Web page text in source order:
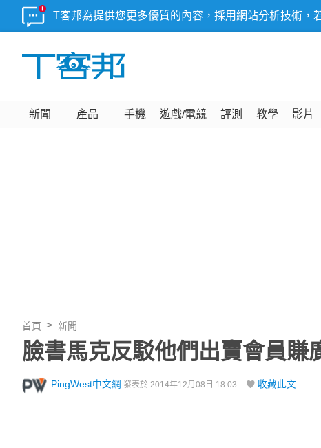
T客邦為提供您更多優質的內容，採用網站分析技術
新聞 產品 手機 遊戲/電競 評測 教學 影片
首頁 新聞
臉書馬克反駁他們出賣會員賺
PingWest中文網 發表於 2014年12月08日 18:03 收藏此文